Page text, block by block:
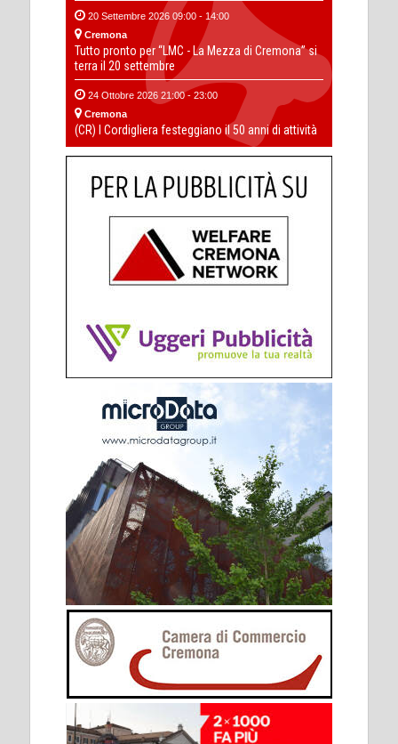
20 Settembre 2026 09:00 - 14:00
Cremona
Tutto pronto per “LMC - La Mezza di Cremona” si
terra il 20 settembre
24 Ottobre 2026 21:00 - 23:00
Cremona
(CR) I Cordigliera festeggiano il 50 anni di attività